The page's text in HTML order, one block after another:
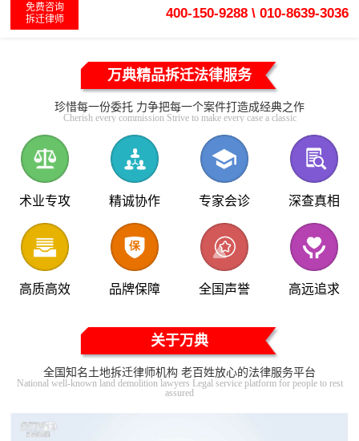
免费咨询
拆迁律师
400-150-9288 \ 010-8639-3036
万典精品拆迁法律服务
珍惜每一份委托 力争把每一个案件打造成经典之作
Cherish every commission Strive to make every case a classic
术业专攻 精诚协作 专家会诊 深查真相
高质高效 品牌保障 全国声誉 高远追求
关于万典
全国知名土地拆迁律师机构 老百姓放心的法律服务平台
National well-known land demolition lawyers Legal service platform for people to rest
assured